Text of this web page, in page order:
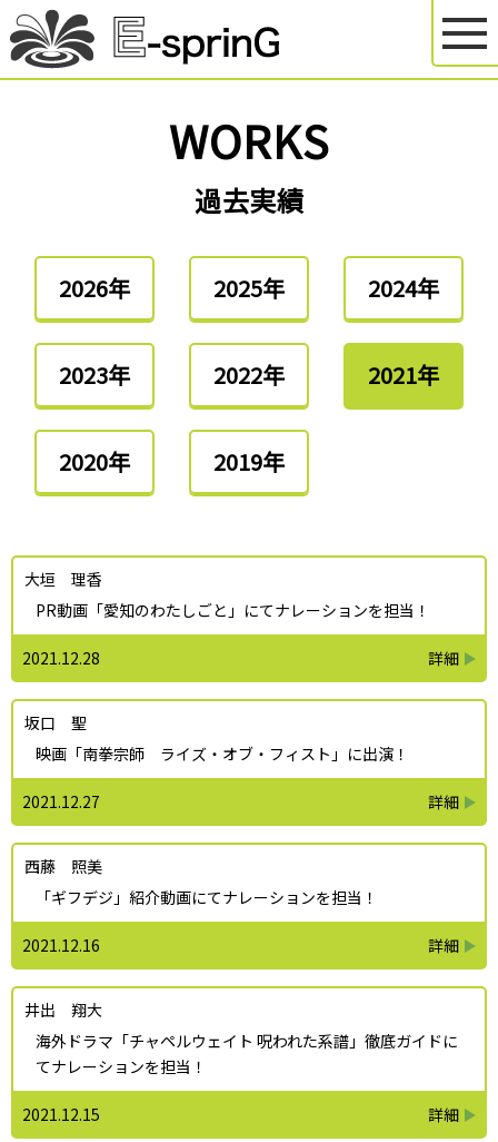
WORKS
過去実績
2026年 2025年 2024年
2023年 2022年 2021年
2020年 2019年
大垣 理香
PR動画「愛知のわたしごと」にてナレーションを担当！
2021.12.28
坂口 聖
映画「南拳宗師 ライズ・オブ・フィスト」に出演！
2021.12.27
西藤 照美
「ギフデジ」紹介動画にてナレーションを担当！
2021.12.16
井出 翔大
海外ドラマ「チャペルウェイト 呪われた系譜」徹底ガイドに
てナレーションを担当！
2021.12.15